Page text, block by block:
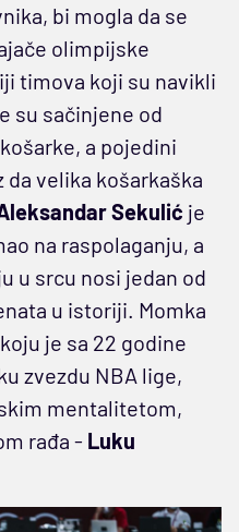
bi mogla da se
olimpijske
timova koji su navikli
su sačinjene od
a pojedini
velika košarkaška
Sekulić je
na raspolaganju, a
u srcu nosi jedan od
u istoriji. Momka
je sa 22 godine
zvezdu NBA lige,
mentalitetom,
rađa - Luku